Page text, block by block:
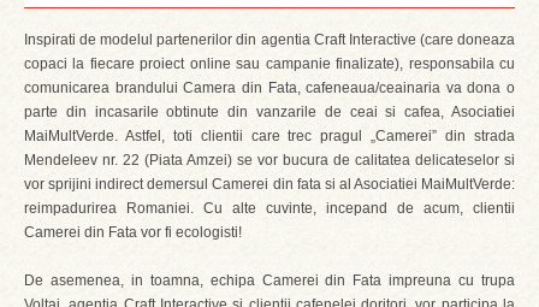
Inspirati de modelul partenerilor din agentia Craft Interactive (care doneaza
copaci la fiecare proiect online sau campanie finalizate), responsabila cu
comunicarea brandului Camera din Fata, cafeneaua/ceainaria va dona o
parte din incasarile obtinute din vanzarile de ceai si cafea, Asociatiei
MaiMultVerde. Astfel, toti clientii care trec pragul „Camerei” din strada
Mendeleev nr. 22 (Piata Amzei) se vor bucura de calitatea delicateselor si
vor sprijini indirect demersul Camerei din fata si al Asociatiei MaiMultVerde:
reimpadurirea Romaniei. Cu alte cuvinte, incepand de acum, clientii
Camerei din Fata vor fi ecologisti!
De asemenea, in toamna, echipa Camerei din Fata impreuna cu trupa